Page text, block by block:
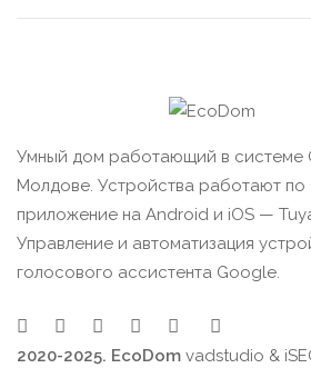
Умный дом работающий в системе
Молдове. Устройства работают по
приложение на Android и iOS —
Управление и автоматизация
голосового ассистента Google.
2020-2025. EcoDom vadstudio &